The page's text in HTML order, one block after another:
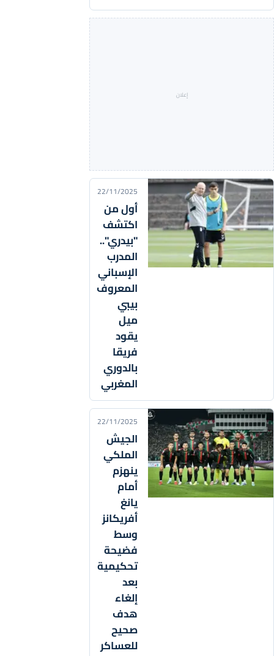
22/11/2025
أول من
اكتشف
"بيدري"..
المدرب
الإسباني
المعروف
بيبي
ميل
يقود
فريقا
بالدوري
المغربي
22/11/2025
الجيش
الملكي
ينهزم
أمام
يانغ
أفريكانز
وسط
فضيحة
تحكيمية
بعد
إلغاء
هدف
صحيح
للعساكر